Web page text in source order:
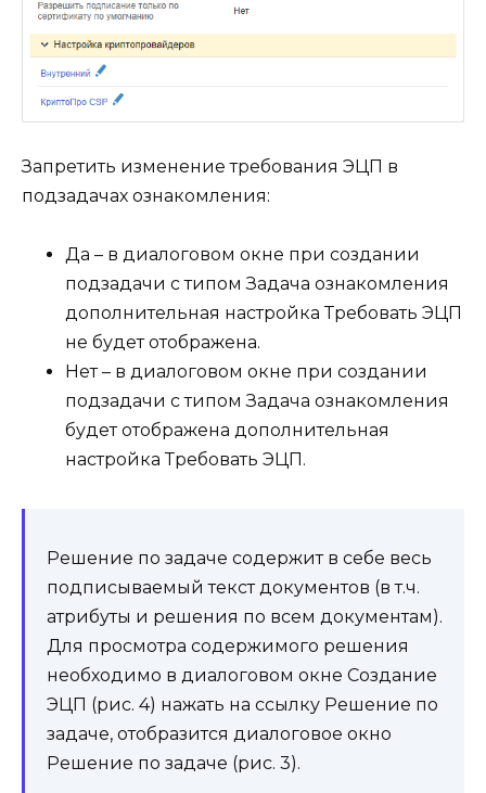
Запретить изменение требования ЭЦП в
подзадачах ознакомления:
Да – в диалоговом окне при создании
подзадачи с типомЗадача ознакомления
дополнительная настройкаТребовать ЭЦП
не будет отображена.
Нет– в диалоговом окне при создании
подзадачи с типомЗадача ознакомления
будет отображена дополнительная
настройкаТребовать ЭЦП.
Решение по задаче содержит в себе весь
подписываемый текст документов (в т.ч.
атрибуты и решения по всем документам).
Для просмотра содержимого решения
необходимо в диалоговом окне Создание
ЭЦП (рис. 4) нажать на ссылку Решение по
задаче, отобразится диалоговое окно
Решение по задаче (рис. 3).